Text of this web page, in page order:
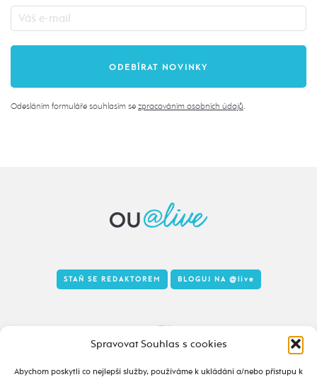
Spravovat Souhlas s cookies
Abychom poskytli co nejlepší služby, používáme k ukládání a/nebo přístupu k
Odesláním formuláře souhlasím se zpracováním osobních údajů
Tady to taky žije
STAŇ SE REDAKTOREM BLOGUJ NA @live